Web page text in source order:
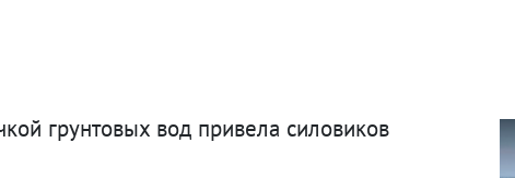
грунтовых вод привела силовиков